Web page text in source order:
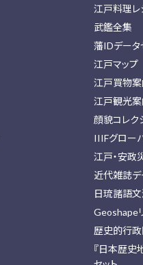
江戸料理レ
武鑑全集
藩IDデータ
江戸マップ
江戸買物案
江戸観光案
顔貌コレク
IIIFグロー
江戸・安政
近代雑誌デ
日琉諸語
Geoshape
歴史的行政
『日本歴史